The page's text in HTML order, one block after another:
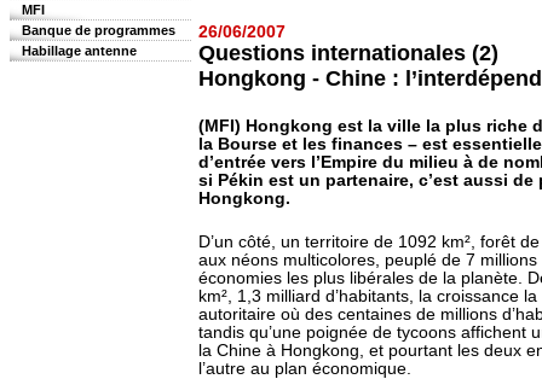
MFI
Banque de programmes
Habillage antenne
26/06/2007
Questions internationales (2)
Hongkong - Chine :
(MFI) Hongkong est la ville la plus riche
la Bourse et les finances – est
d’entrée vers l’Empire du milieu à de
si Pékin est un partenaire, c’est aussi
Hongkong.
D’un côté, un territoire de 1092 km², forêt
aux néons multicolores, peuplé de 7 millions
économies les plus libérales de la planète.
km², 1,3 milliard d’habitants, la croissance
autoritaire où des centaines de millions
tandis qu’une poignée de tycoons affichent
la Chine à Hongkong, et pourtant les deux
l’autre au plan économique.